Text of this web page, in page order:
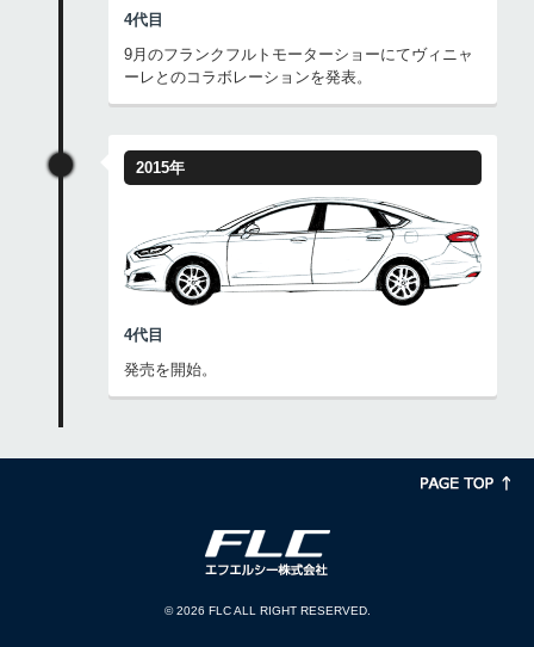
4代目
9月のフランクフルトモーターショーにてヴィニャ
ーレとのコラボレーションを発表。
2015年
4代目
発売を開始。
©2026 FLC ALL RIGHT RESERVED.